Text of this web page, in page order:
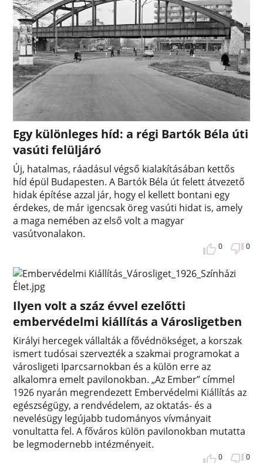
Egy különleges híd: a régi Bartók Béla úti
vasúti felüljáró
Új, hatalmas, ráadásul végső kialakításában kettős
híd épül Budapesten. A Bartók Béla út felett átvezető
hidak építése azzal jár, hogy el kellett bontani egy
érdekes, de már igencsak öreg vasúti hidat is, amely
a maga nemében az első volt a magyar
vasútvonalakon.
0 0
Ilyen volt a száz évvel ezelőtti
embervédelmi kiállítás a Városligetben
Királyi hercegek vállalták a fővédnökséget, a korszak
ismert tudósai szervezték a szakmai programokat a
városligeti Iparcsarnokban és a külön erre az
alkalomra emelt pavilonokban. „Az Ember” címmel
1926 nyarán megrendezett Embervédelmi Kiállítás az
egészségügy, a rendvédelem, az oktatás- és a
nevelésügy legújabb tudományos vívmányait
vonultatta fel. A főváros külön pavilonokban mutatta
be legmodernebb intézményeit.
0 0